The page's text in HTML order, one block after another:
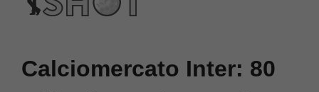
contenuto
Calciomercato Inter: 80